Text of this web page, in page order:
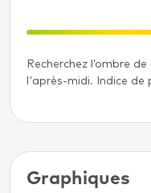
Recherchez l’ombre
l'après-midi. Indice de
Graphiques